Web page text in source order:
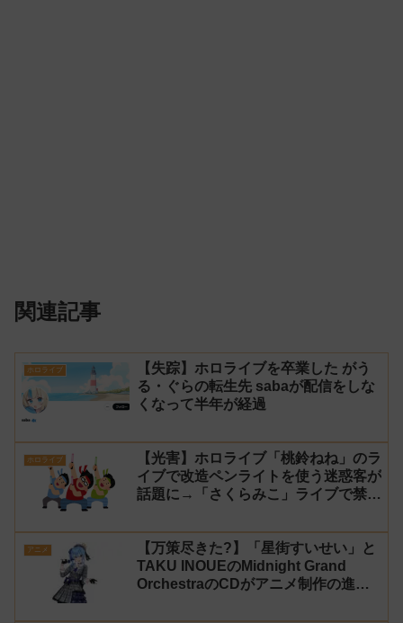
関連記事
ホロライブ
【失踪】ホロライブを卒業した がう
る・ぐらの転生先 sabaが配信をしな
くなって半年が経過
ホロライブ
【光害】ホロライブ「桃鈴ねね」のラ
イブで改造ペンライトを使う迷惑客が
話題に→「さくらみこ」ライブで禁止
アニメ
【万策尽きた?】「星街すいせい」と
TAKU INOUEのMidnight Grand
OrchestraのCDがアニメ制作の進行